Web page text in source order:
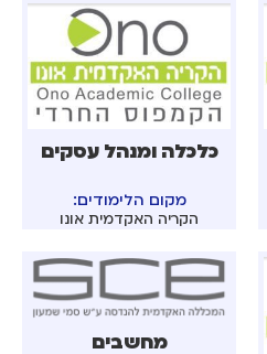
כלכלה ומנהל עסקים
מקום הלימודים:
הקריה האקדמית אונו
מחשבים